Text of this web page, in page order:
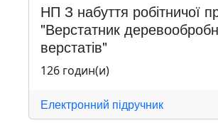
НП З набуття робітничої
"Верстатник
верстатів"
126 годин(и)
Електронний підручник